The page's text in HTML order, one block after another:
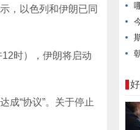
，以色列和伊朗已同
时），伊朗将启动
成“协议”。关于停止
今